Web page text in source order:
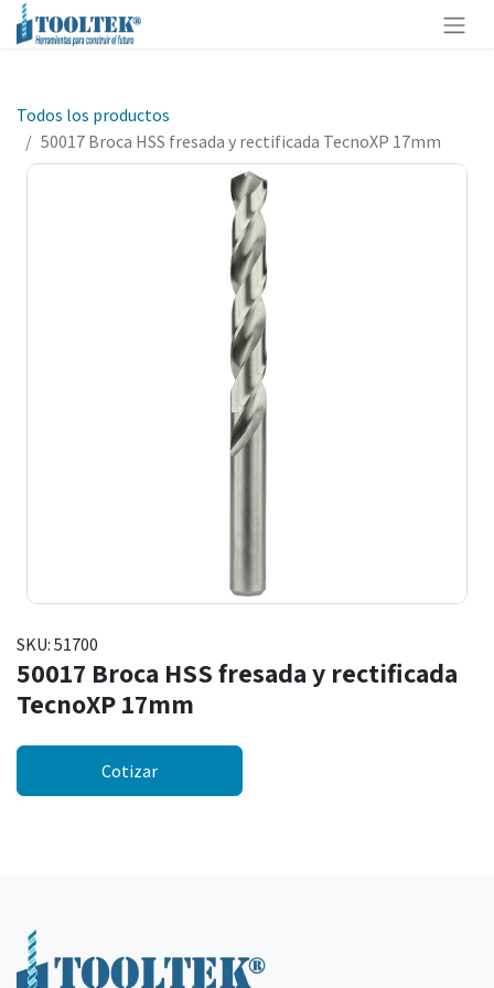
Todos los productos
50017 Broca HSS fresada y rectificada TecnoXP 17mm
SKU: 51700
50017 Broca HSS fresada y rectificada
TecnoXP 17mm
Cotizar